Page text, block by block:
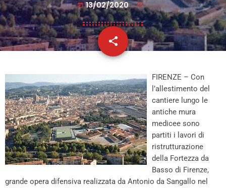
today 13/02/2020
share
email
FIRENZE – Con
l’allestimento del
cantiere lungo le
antiche mura
medicee sono
partiti i lavori di
ristrutturazione
della Fortezza da
Basso di Firenze,
grande opera difensiva realizzata da Antonio da Sangallo nel